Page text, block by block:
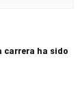
carrera ha sido